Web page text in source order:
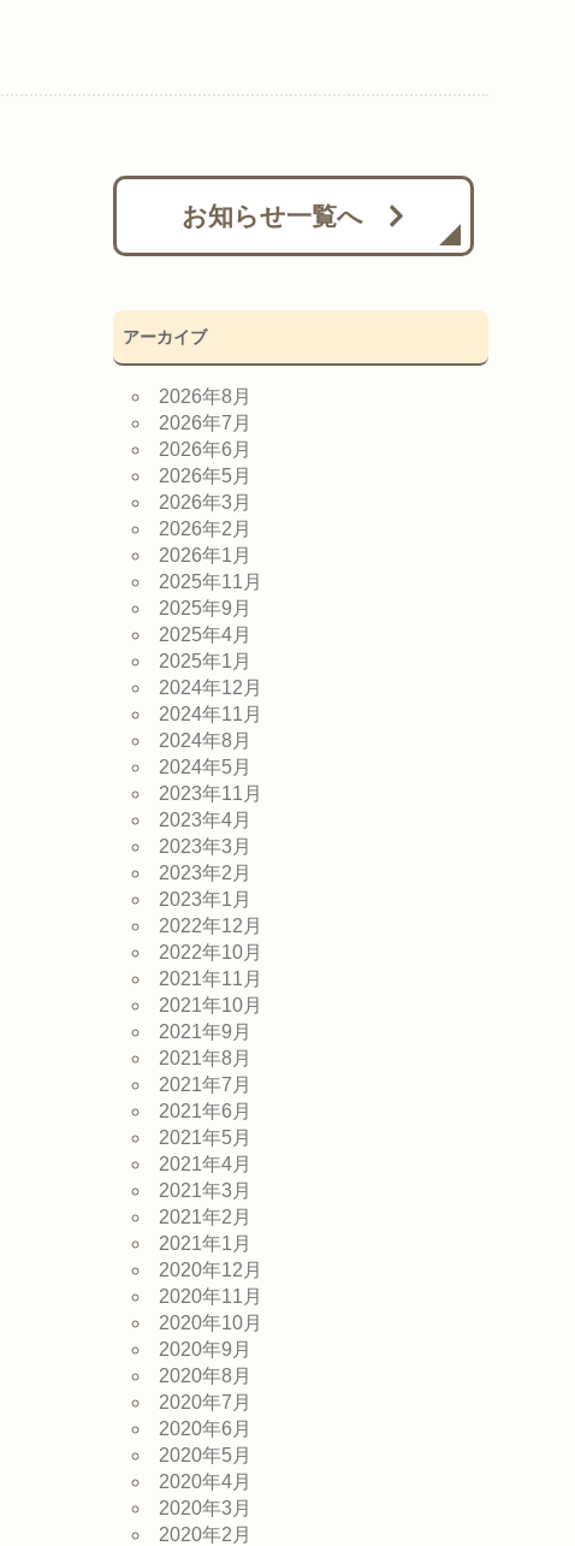
お知らせ一覧へ
アーカイブ
2026年8月
2026年7月
2026年6月
2026年5月
2026年3月
2026年2月
2026年1月
2025年11月
2025年9月
2025年4月
2025年1月
2024年12月
2024年11月
2024年8月
2024年5月
2023年11月
2023年4月
2023年3月
2023年2月
2023年1月
2022年12月
2022年10月
2021年11月
2021年10月
2021年9月
2021年8月
2021年7月
2021年6月
2021年5月
2021年4月
2021年3月
2021年2月
2021年1月
2020年12月
2020年11月
2020年10月
2020年9月
2020年8月
2020年7月
2020年6月
2020年5月
2020年4月
2020年3月
2020年2月